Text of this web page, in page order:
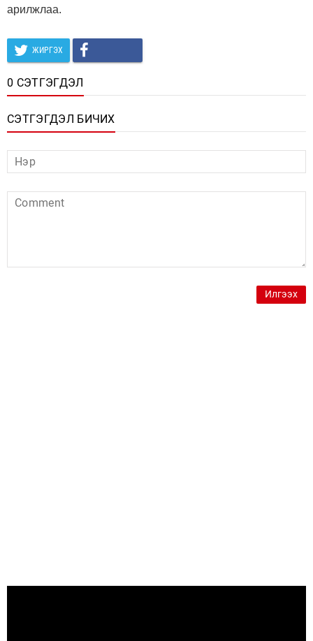
арилжлаа.
ЖИРГЭХ
0 СЭТГЭГДЭЛ
СЭТГЭГДЭЛ БИЧИХ
Илгээх